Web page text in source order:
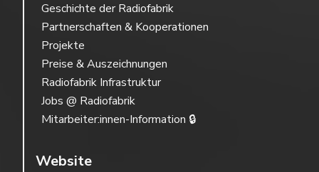
Geschichte der Radiofabrik
Partnerschaften & Kooperationen
Projekte
Preise & Auszeichnungen
Radiofabrik Infrastruktur
Jobs @ Radiofabrik
Mitarbeiter:innen-Information 🔒
Website